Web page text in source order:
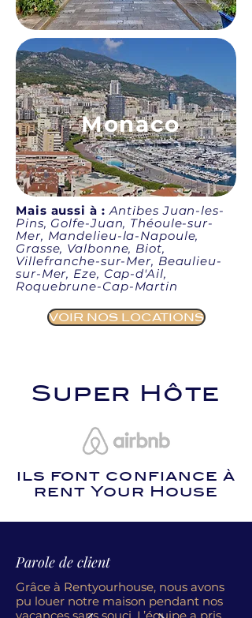
Monaco
Mais aussi à : Antibes Juan-les-
Pins, Golfe-Juan, Théoule-sur-
Mer, Mandelieu-la-Napoule,
Grasse, Valbonne, Biot,
Villefranche-sur-Mer, Beaulieu-
sur-Mer, Eze, Cap-d'Ail,
Roquebrune-Cap-Martin
VOIR NOS LOCATIONS
Super Hôte
ils font confiance à
rent Your House
Parole de client
Grâce à Rentyourhouse, nous avons
pu louer notre maison pendant nos